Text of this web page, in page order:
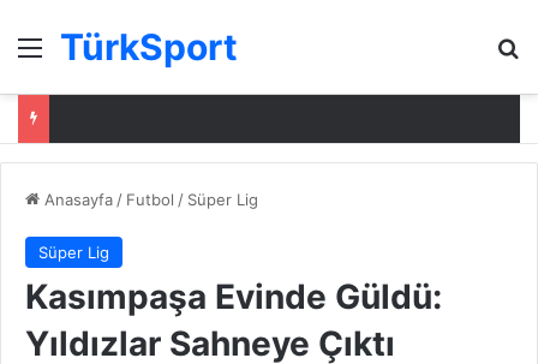
Menü
TürkSport
Anasayfa / Futbol / Süper Lig
Süper Lig
Kasımpaşa Evinde Güldü:
Yıldızlar Sahneye Çıktı